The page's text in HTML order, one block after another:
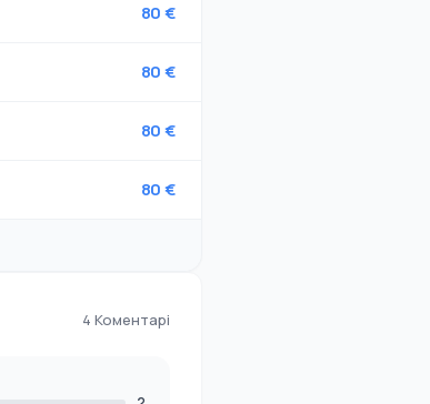
80 €
80 €
80 €
80 €
4 Коментарі